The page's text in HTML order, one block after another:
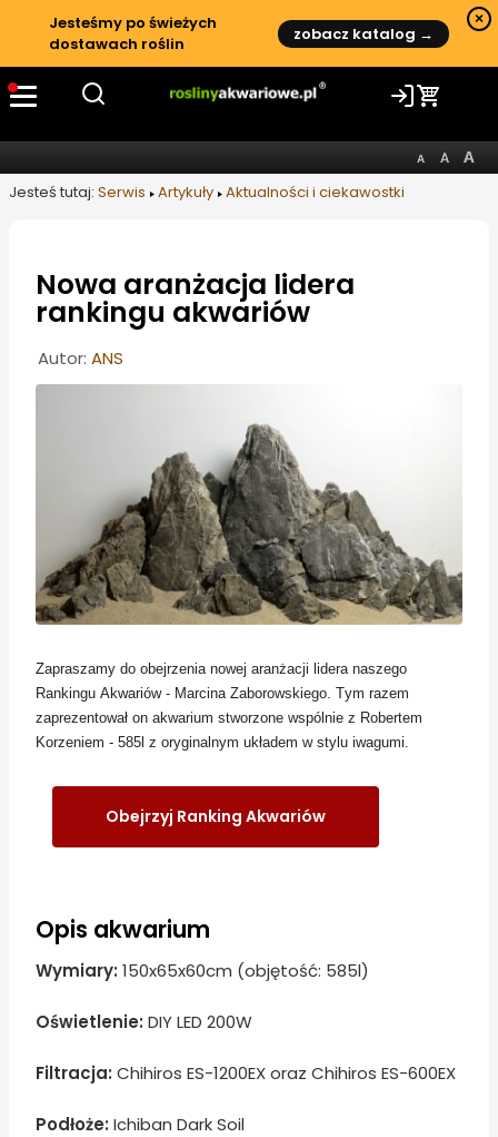
Jesteśmy po świeżych
dostawach roślin
zobacz katalog →
×
Jesteś tutaj: Serwis Artykuły Aktualności i ciekawostki
Nowa aranżacja lidera
rankingu akwariów
Informacje o artykule
Autor: ANS
Zapraszamy do obejrzenia nowej aranżacji lidera naszego
Rankingu Akwariów - Marcina Zaborowskiego. Tym razem
zaprezentował on akwarium stworzone wspólnie z Robertem
Korzeniem - 585l z oryginalnym układem w stylu iwagumi.
Obejrzyj Ranking Akwariów
Opis akwarium
Wymiary: 150x65x60cm (objętość: 585l)
Oświetlenie: DIY LED 200W
Filtracja: Chihiros ES-1200EX oraz Chihiros ES-600EX
Podłoże: Ichiban Dark Soil